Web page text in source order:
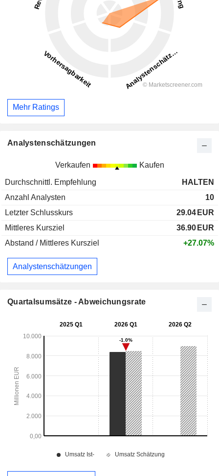
Mehr Ratings
Analystenschätzungen
Verkaufen Kaufen
Durchschnittl. Empfehlung
HALTEN
Anzahl Analysten
10
Letzter Schlusskurs
29.04 EUR
Mittleres Kursziel
36.90 EUR
Abstand / Mittleres Kursziel
+27.07%
Analystenschätzungen
Quartalsumsätze - Abweichungsrate